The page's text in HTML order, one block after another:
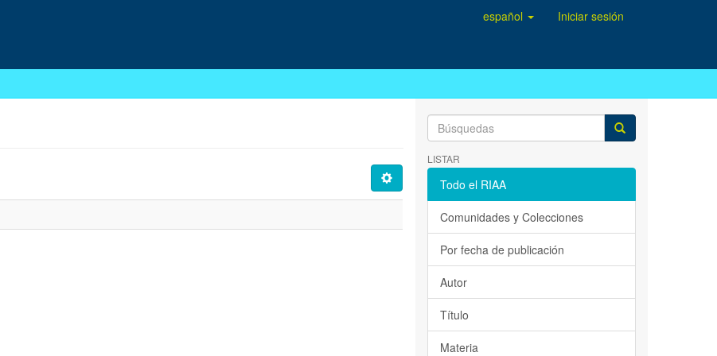
español Iniciar sesión
LISTAR
Todo el RIAA
Comunidades y Colecciones
Por fecha de publicación
Autor
Título
Materia